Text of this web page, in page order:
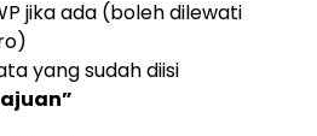
jika ada (boleh dilewati
yang sudah diisi